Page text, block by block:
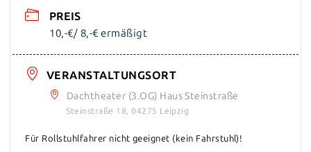
PREIS
10,-€/ 8,-€ ermäßigt
VERANSTALTUNGSORT
Dachtheater (3.OG) Haus Steinstraße
Steinstraße 18, 04275 Leipzig
Für Rollstuhlfahrer nicht geeignet (kein Fahrstuhl)!